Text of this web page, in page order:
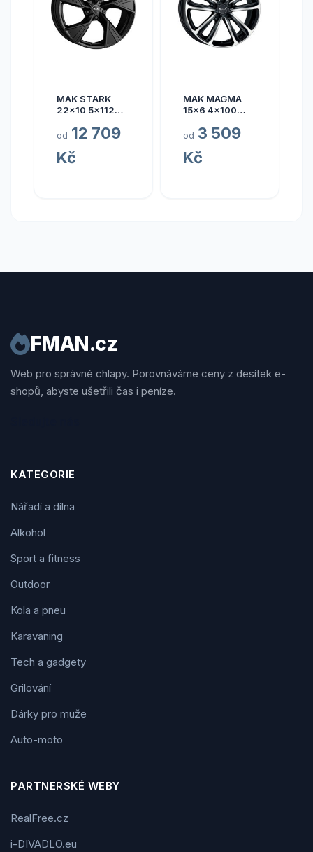
MAK STARK
22x10 5x112
od 12 709
Kč
MAK MAGMA
15x6 4x100
od 3 509
Kč
FMAN.cz
Web pro správné chlapy. Porovnáváme ceny z desítek e-
shopů, abyste ušetřili čas i peníze.
KATEGORIE
Nářadí a dílna
Alkohol
Sport a fitness
Outdoor
Kola a pneu
Karavaning
Tech a gadgety
Grilování
Dárky pro muže
Auto-moto
PARTNERSKÉ WEBY
RealFree.cz
i-DIVADLO.eu